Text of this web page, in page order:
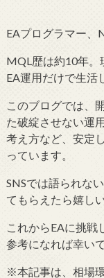
EAプログラマー、
MQL歴は約10年。
EA運用だけで生活
このブログでは、
た破綻させない運
考え方など、安定
っています。
SNSでは語られな
てもらえたら嬉し
これからEAに挑戦
参考になれば幸いで
※本記事は、相場